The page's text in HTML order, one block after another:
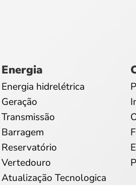
Energia
Energia hidrelétrica
Geração
Transmissão
Barragem
Reservatório
Vertedouro
Atualização Tecnologica